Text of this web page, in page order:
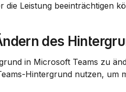
die Leistung beeinträchtigen
des
in Microsoft Teams zu
Hintergrund nutzen,